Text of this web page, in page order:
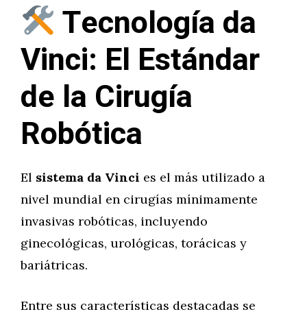
Tecnología da
Vinci: El Estándar
de la Cirugía
Robótica
El sistema da Vinci es el más utilizado a
nivel mundial en cirugías mínimamente
invasivas robóticas, incluyendo
ginecológicas, urológicas, torácicas y
bariátricas.
Entre sus características destacadas se